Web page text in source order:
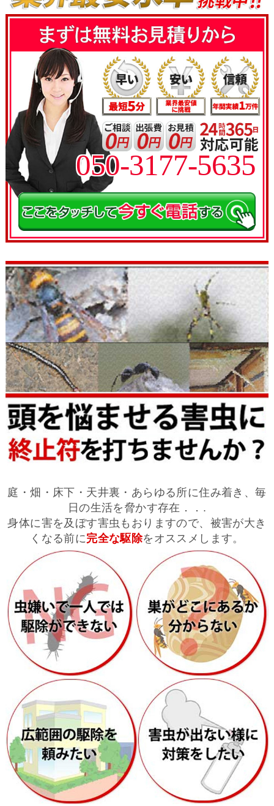
050-3177-5635
庭・畑・床下・天井裏・あらゆる所に住み着き、毎
日の生活を脅かす存在．．.
身体に害を及ぼす害虫もおりますので、被害が大き
くなる前に完全な駆除をオススメします。